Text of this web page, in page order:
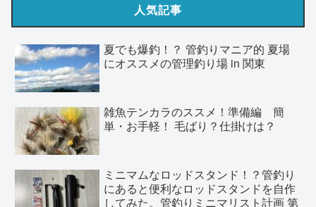
人気記事
夏でも爆釣！？ 管釣りマニア的 夏場
にオススメの管理釣り場 in 関東
雑魚テンカラのススメ！準備編 簡
単・お手軽！ 毛ばり？仕掛けは？
ミニマムなロッドスタンド！？管釣り
にあると便利なロッドスタンドを自作
してみた。管釣りミニマリスト計画 第